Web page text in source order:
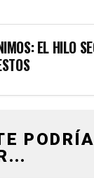
EL HILO
PODRÍA